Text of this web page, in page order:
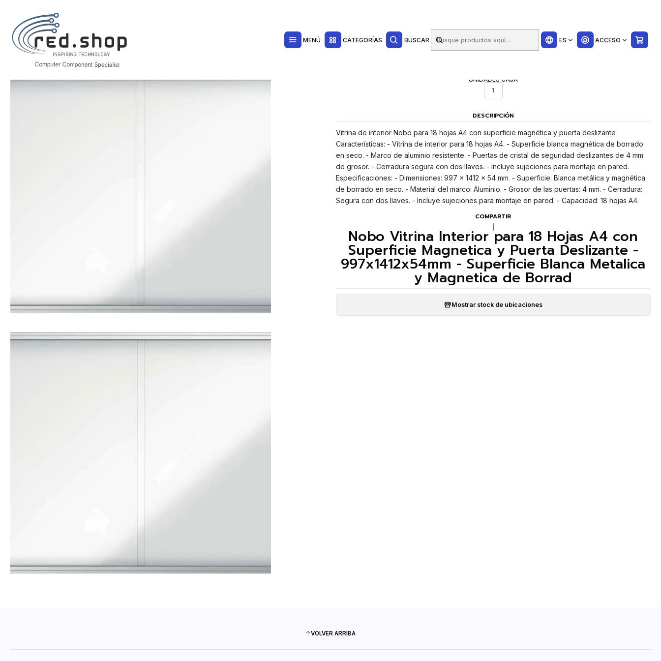
MENÚ CATEGORÍAS BUSCAR ES ACCESO
Inicio Papelería y Material de oficina Pizarras
Nobo Vitrina Interior para 18 Hojas A4 con Superficie Magnetica y Puerta Deslizante - 997x1412x54mm - Superficie Blanca Metalica y Magnetica de Borrad
UNIDADES CAJA
1
DESCRIPCIÓN
Vitrina de interior Nobo para 18 hojas A4 con superficie magnética y puerta deslizante
Características: - Vitrina de interior para 18 hojas A4. - Superficie blanca magnética de borrado
en seco. - Marco de aluminio resistente. - Puertas de cristal de seguridad deslizantes de 4 mm
de grosor. - Cerradura segura con dos llaves. - Incluye sujeciones para montaje en pared.
Especificaciones: - Dimensiones: 997 × 1412 × 54 mm. - Superficie: Blanca metálica y magnética
de borrado en seco. - Material del marco: Aluminio. - Grosor de las puertas: 4 mm. - Cerradura:
Segura con dos llaves. - Incluye sujeciones para montaje en pared. - Capacidad: 18 hojas A4.
COMPARTIR
Nobo Vitrina Interior para 18 Hojas A4 con
Superficie Magnetica y Puerta Deslizante -
997x1412x54mm - Superficie Blanca Metalica
y Magnetica de Borrad
Mostrar stock de ubicaciones
VOLVER ARRIBA